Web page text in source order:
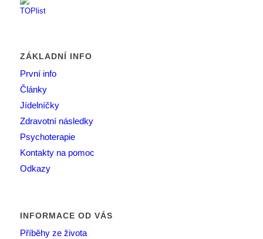
ZÁKLADNÍ INFO
První info
Články
Jídelníčky
Zdravotní následky
Psychoterapie
Kontakty na pomoc
Odkazy
INFORMACE OD VÁS
Příběhy ze života